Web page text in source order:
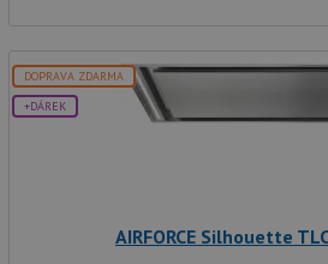
DOPRAVA ZDARMA
+DÁREK
AIRFORCE Silhouette